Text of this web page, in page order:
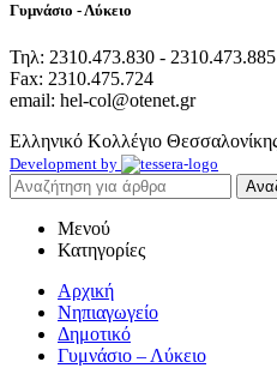
Γυμνάσιο - Λύκειο
Τηλ: 2310.473.830 -
Fax: 2310.475.724
email: hel-col@otenet.gr
Ελληνικό Κολλέγιο
Development by
Μενού
Κατηγορίες
Αρχική
Νηπιαγωγείο
Δημοτικό
Γυμνάσιο – Λύκειο